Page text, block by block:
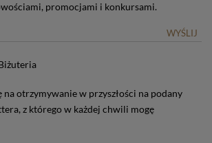
promocjami i konkursami.
WYŚLIJ
na otrzymywanie w przyszłości na podany
z którego w każdej chwili mogę